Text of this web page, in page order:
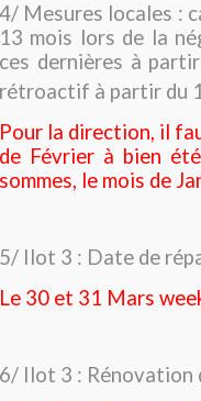
4/ Mesures locales :
13 mois lors de la
ces dernières à
rétroactif à partir du
Pour la direction, il
de Février à bien
sommes, le mois de
5/ Ilot 3 : Date de
Le 30 et 31 Mars
6/ Ilot 3 : Rénovation